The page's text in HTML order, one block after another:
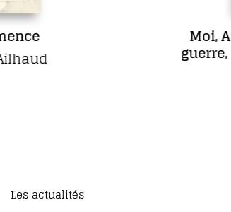
Moi, Ambroise
guerre, aimé des
Les actualités